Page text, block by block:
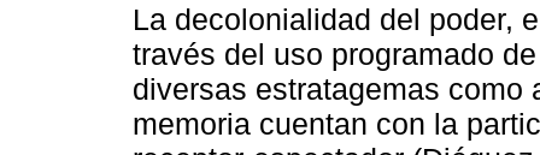
La decolonialidad del poder,
través del uso programado
diversas estratagemas como
memoria cuentan con la